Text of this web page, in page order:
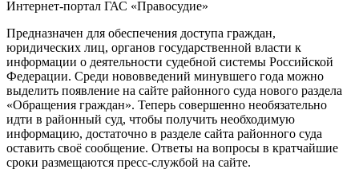
Интернет-портал ГАС «Правосудие»
Предназначен для обеспечения доступа граждан,
юридических лиц, органов государственной власти к
информации о деятельности судебной системы Российской
Федерации. Среди нововведений минувшего года можно
выделить появление на сайте районного суда нового раздела
«Обращения граждан». Теперь совершенно необязательно
идти в районный суд, чтобы получить необходимую
информацию, достаточно в разделе сайта районного суда
оставить своё сообщение. Ответы на вопросы в кратчайшие
сроки размещаются пресс-службой на сайте.